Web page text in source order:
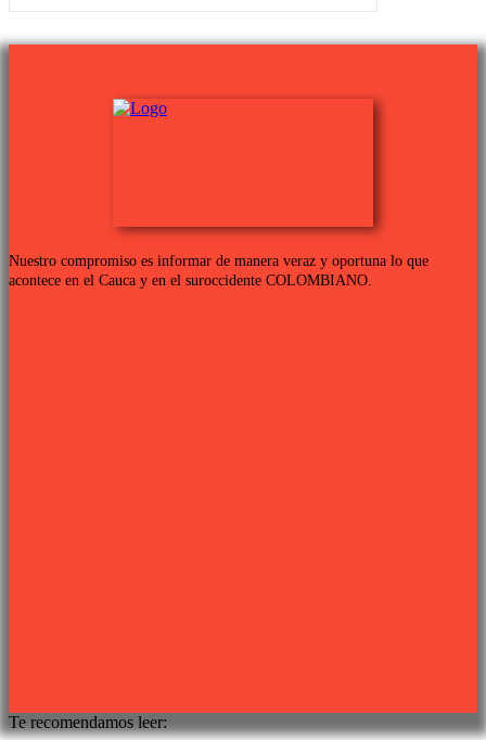
Nuestro compromiso es informar de manera veraz y oportuna lo que
acontece en el Cauca y en el suroccidente COLOMBIANO.
Te recomendamos leer: